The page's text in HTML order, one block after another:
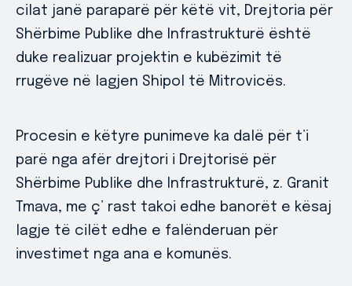
cilat janë paraparë për këtë vit, Drejtoria për
Shërbime Publike dhe Infrastrukturë është
duke realizuar projektin e kubëzimit të
rrugëve në lagjen Shipol të Mitrovicës.
Procesin e këtyre punimeve ka dalë për t’i
parë nga afër drejtori i Drejtorisë për
Shërbime Publike dhe Infrastrukturë, z. Granit
Tmava, me ç’ rast takoi edhe banorët e kësaj
lagje të cilët edhe e falënderuan për
investimet nga ana e komunës.